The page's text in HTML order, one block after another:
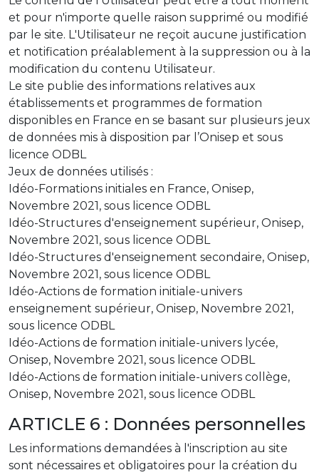
et pour n'importe quelle raison supprimé ou modifié
par le site. L'Utilisateur ne reçoit aucune justification
et notification préalablement à la suppression ou à la
modification du contenu Utilisateur.
Le site publie des informations relatives aux
établissements et programmes de formation
disponibles en France en se basant sur plusieurs jeux
de données mis à disposition par l’Onisep et sous
licence ODBL
Jeux de données utilisés :
Idéo-Formations initiales en France, Onisep,
Novembre 2021, sous licence ODBL
Idéo-Structures d'enseignement supérieur, Onisep,
Novembre 2021, sous licence ODBL
Idéo-Structures d'enseignement secondaire, Onisep,
Novembre 2021, sous licence ODBL
Idéo-Actions de formation initiale-univers
enseignement supérieur, Onisep, Novembre 2021,
sous licence ODBL
Idéo-Actions de formation initiale-univers lycée,
Onisep, Novembre 2021, sous licence ODBL
Idéo-Actions de formation initiale-univers collège,
Onisep, Novembre 2021, sous licence ODBL
ARTICLE 6 : Données personnelles
Les informations demandées à l'inscription au site
sont nécessaires et obligatoires pour la création du